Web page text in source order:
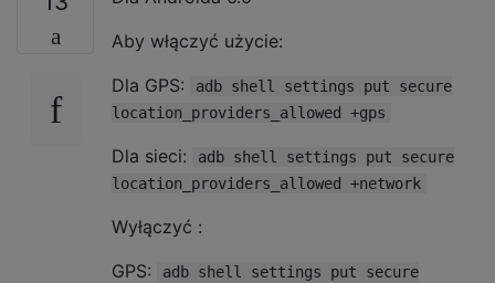
Aby włączyć użycie:
Dla GPS:
adb shell settings put secure
location_providers_allowed +gps
Dla sieci:
adb shell settings put secure
location_providers_allowed +network
Wyłączyć :
GPS:
adb shell settings put secure